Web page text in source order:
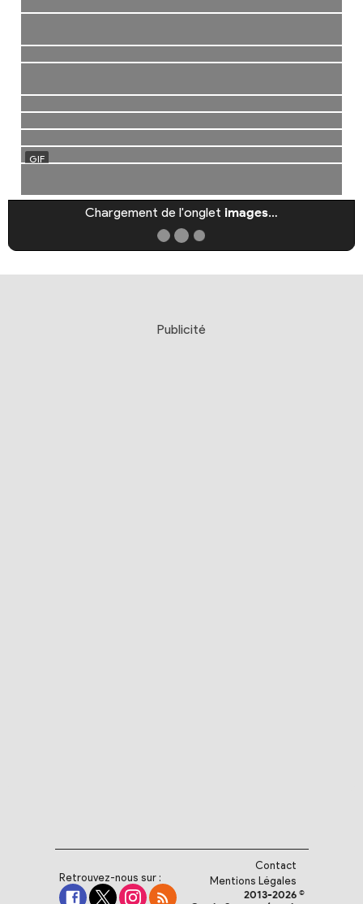
Chargement de l'onglet images…
Publicité
Retrouvez-nous sur :
Contact
Mentions Légales
2013-2026 ©